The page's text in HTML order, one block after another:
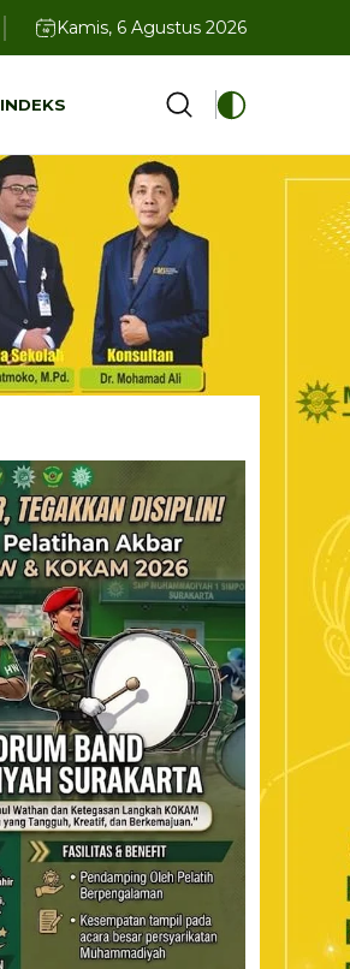
Kamis, 6 Agustus 2026
INDEKS